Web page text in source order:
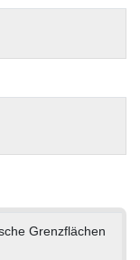
Grenzflächen